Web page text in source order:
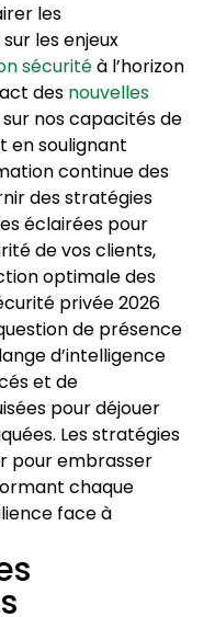
les
les enjeux
sécuritéà l’horizon
des nouvelles
nos capacités de
en soulignant
continue des
des stratégies
éclairées pour
de vos clients,
optimale des
privée 2026
de présence
d’intelligence
et de
pour déjouer
Lesstratégies
pour embrasser
chaque
face à